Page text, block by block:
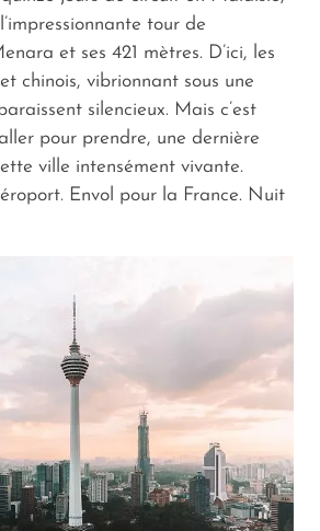
tour de
et ses 421 mètres. D’ici, les
chinois, vibrionnant sous une
silencieux. Mais c’est
pour prendre, une dernière
ville intensément vivante.
Envol pour la France. Nuit